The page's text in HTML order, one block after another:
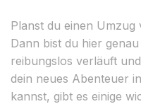
Planst du einen Umzug
Dann bist du hier
reibungslos verläuft
dein neues Abenteuer
kannst, gibt es einige